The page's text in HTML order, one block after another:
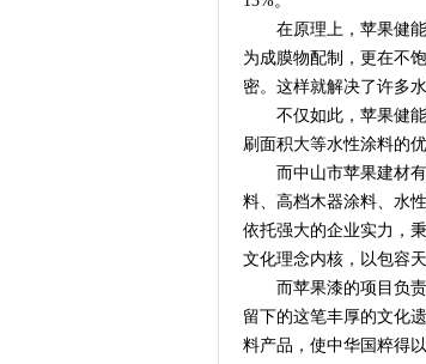
在原理上，苹果健能
为成膜物配制，更在不
密。这样就解决了许多
不仅如此，苹果健能
刷面积大等水性涂料的
而中山市苹果建材有
料、高档木器涂料、水
依托强大的企业实力，
文化理念内核，以包容
而苹果漆的项目负责
留下的这笔丰厚的文化
料产品，使中华国粹得